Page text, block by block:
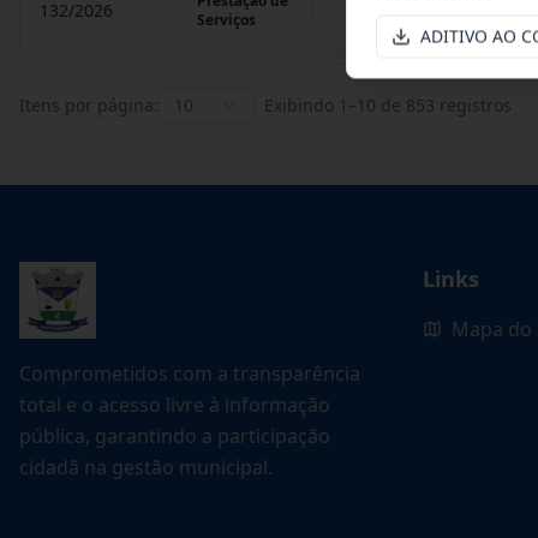
132/2026
Serviços
Itens por página: 10 Exibindo 1 –10 de 853 registros
Comprometidos com a transparência
total e o acesso livre à informação
pública, garantindo a participação
cidadã na gestão municipal.
Links
Mapa do
ADITIVO AO